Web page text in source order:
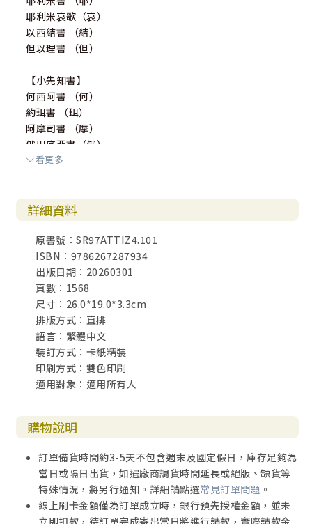
耶利米哀歌（哀）
以西結書 （結）
但以理書 （但）
【小先知書】
何西阿書 （何）
約珥書 （珥）
阿摩司書 （摩）
俄巴底亞書（俄）
約拿書 （拿）
哈巴谷書 （哈）
西番雅書 （番）
哈該書 （該）
撒迦利亞書（亞）
瑪拉基書 （瑪）
新約全書
【四福音書】
馬太福音 （太）
馬可福音 （可）
路加福音 （路）
【教會歷史】
【保羅書信】
羅馬書 （羅）
哥林多前書（林前）
看更多
詳細資料
原書號：SR97ATTIZ4.101
ISBN：9786267287934
出版日期：20260301
頁數：1568
尺寸：26.0*19.0*3.3cm
排版方式：直排
語言：繁體中文
裝訂方式：卡紙精裝
印刷方式：雙色印刷
適用對象：適用所有人
購物說明
訂單備貨時間約3-5天不包含週末及國定假日，庫存足夠為
當日或隔日出貨，如遇廠商調貨時間延長或絕版、缺貨等
特殊情況，將另行通知。詳細請點選常見訂單問題 。
線上刷卡金額僅為訂單成立時，銀行預先授權金額，並未